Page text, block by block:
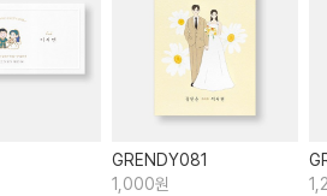
GRENDY081
1,000원